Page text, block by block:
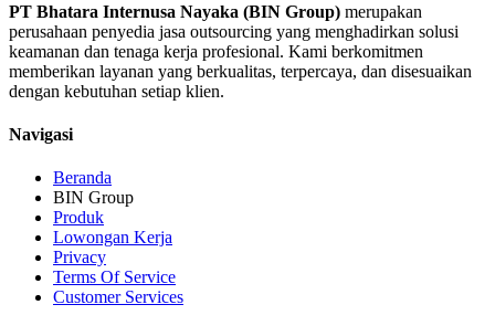
PT Bhatara Internusa Nayaka (BIN Group) merupakan
perusahaan penyedia jasa outsourcing yang menghadirkan solusi
keamanan dan tenaga kerja profesional. Kami berkomitmen
memberikan layanan yang berkualitas, terpercaya, dan disesuaikan
dengan kebutuhan setiap klien.
Navigasi
Beranda
BIN Group
Produk
Lowongan Kerja
Privacy
Terms Of Service
Customer Services